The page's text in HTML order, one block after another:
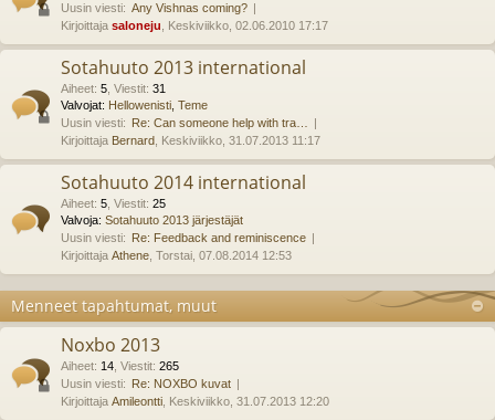
Uusin viesti: Any Vishnas coming?
Kirjoittaja saloneju , Keskiviikko, 02.06.2010 17:17
Sotahuuto 2013 international
Aiheet: 5 Viestit: 31
Valvojat: Hellowenisti Teme
Uusin viesti: Re: Can someone help with tra…
Kirjoittaja Bernard , Keskiviikko, 31.07.2013 11:17
Sotahuuto 2014 international
Aiheet: 5 Viestit: 25
Valvoja: Sotahuuto 2013 järjestäjät
Uusin viesti: Re: Feedback and reminiscence
Kirjoittaja Athene , Torstai, 07.08.2014 12:53
Menneet tapahtumat, muut
Noxbo 2013
Aiheet: 14 Viestit: 265
Uusin viesti: Re: NOXBO kuvat
Kirjoittaja Amileontti , Keskiviikko, 31.07.2013 12:20